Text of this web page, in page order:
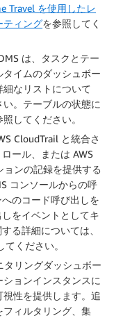
Travel を使用したレ
ティングを参照してく
は、タスクとテー
イムのダッシュボー
細なリストについて
。テーブルの状態に
照してください。
CloudTrail と統合さ
ール、または AWS
ョンの記録を提供する
コンソールからの呼
のコード呼び出しを
をイベントとしてキ
る詳細については、
てください。
タリングダッシュボー
ョンインスタンスに
性を提供します。追
ィルタリング、集